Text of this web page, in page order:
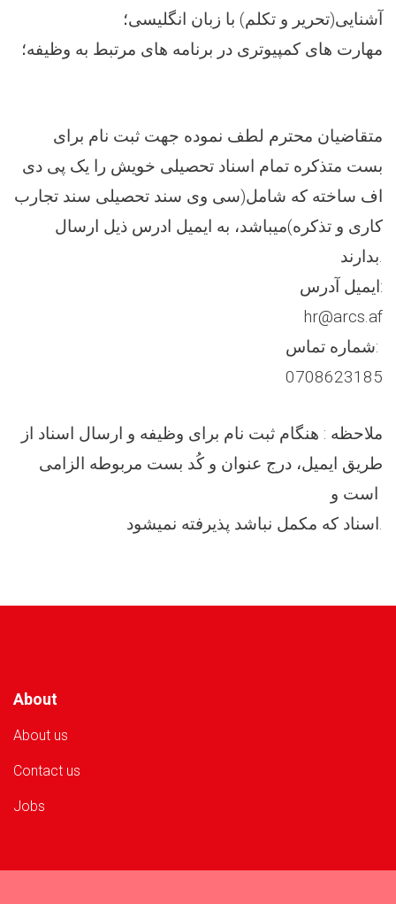
آشنایی(تحریر و تکلم) با زبان انگلیسی؛
مهارت های کمپیوتری در برنامه های مرتبط به وظیفه؛
متقاضیان محترم لطف نموده جهت ثبت نام برای
بست متذکره تمام اسناد تحصیلی خویش را یک پی دی
اف ساخته که شامل(سی وی سند تحصیلی سند تجارب
کاری و تذکره)میباشد، به ایمیل ادرس ذیل ارسال
بدارند.
ایمیل آدرس:
hr@arcs.af
شماره تماس:
0708623185
ملاحظه : هنگام ثبت نام برای وظیفه و ارسال اسناد از
طریق ایمیل، درج عنوان و کُد بست مربوطه الزامی
اسناد که مکمل نباشد پذیرفته نمیشود.
About
About us
Contact us
Jobs